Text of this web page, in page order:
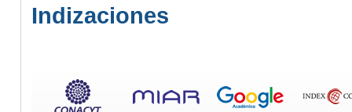
Indizaciones